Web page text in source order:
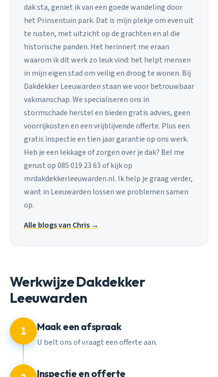
dak sta, geniet ik van een goede wandeling door
het Prinsentuin park. Dat is mijn plekje om even uit
te rusten, met uitzicht op de grachten en al die
historische panden. Het herinnert me eraan
waarom ik dit werk zo leuk vind: het helpt mensen
in mijn eigen stad om veilig en droog te wonen. Bij
Dakdekker Leeuwarden staan we voor betrouwbaar
vakmanschap. We specialiseren ons in
stormschade herstel en bieden gratis advies, geen
voorrijkosten en een vrijblijvende offerte. Plus een
gratis inspectie en tien jaar garantie op ons werk.
Heb je een lekkage of zorgen over je dak? Bel me
gerust op 085 019 23 63 of kijk op
mrdakdekkerleeuwarden.nl. Ik help je graag verder,
want in Leeuwarden lossen we problemen samen
op.
Alle blogs van Chris →
Werkwijze Dakdekker
Leeuwarden
1 Maak een afspraak
U belt ons of vraagt een offerte aan.
Inspectie en offerte